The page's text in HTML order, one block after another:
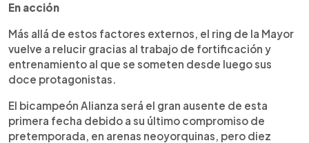
En acción
Más allá de estos factores externos, el ring de la Mayor
vuelve a relucir gracias al trabajo de fortificación y
entrenamiento al que se someten desde luego sus
doce protagonistas.
El bicampeón Alianza será el gran ausente de esta
primera fecha debido a su último compromiso de
pretemporada, en arenas neoyorquinas, pero diez